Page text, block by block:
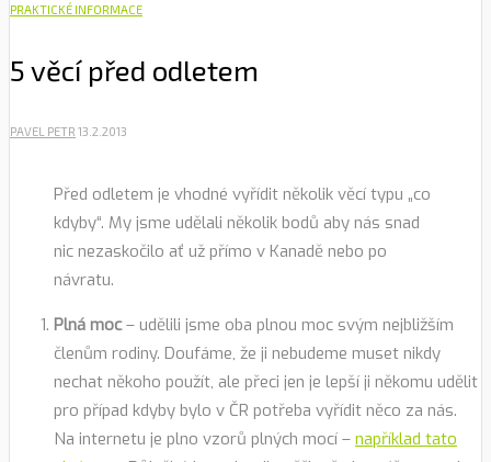
PRAKTICKÉ INFORMACE
5 věcí před odletem
PAVEL PETR 13.2.2013
Před odletem je vhodné vyřídit několik věcí typu „co
kdyby“. My jsme udělali několik bodů aby nás snad
nic nezaskočilo ať už přímo v Kanadě nebo po
návratu.
Plná moc– udělili jsme oba plnou moc svým nejbližším
členům rodiny. Doufáme, že ji nebudeme muset nikdy
nechat někoho použít, ale přeci jen je lepší ji někomu udělit
pro případ kdyby bylo v ČR potřeba vyřídit něco za nás.
Na internetu je plno vzorů plných mocí – například tato